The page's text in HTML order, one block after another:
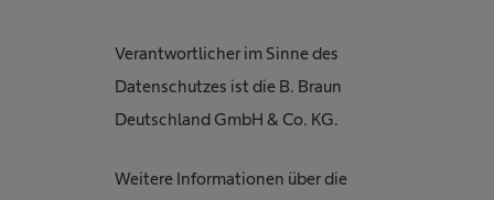
Verantwortlicher im Sinne des
Datenschutzes ist die B. Braun
Deutschland GmbH & Co. KG.
Weitere Informationen über die